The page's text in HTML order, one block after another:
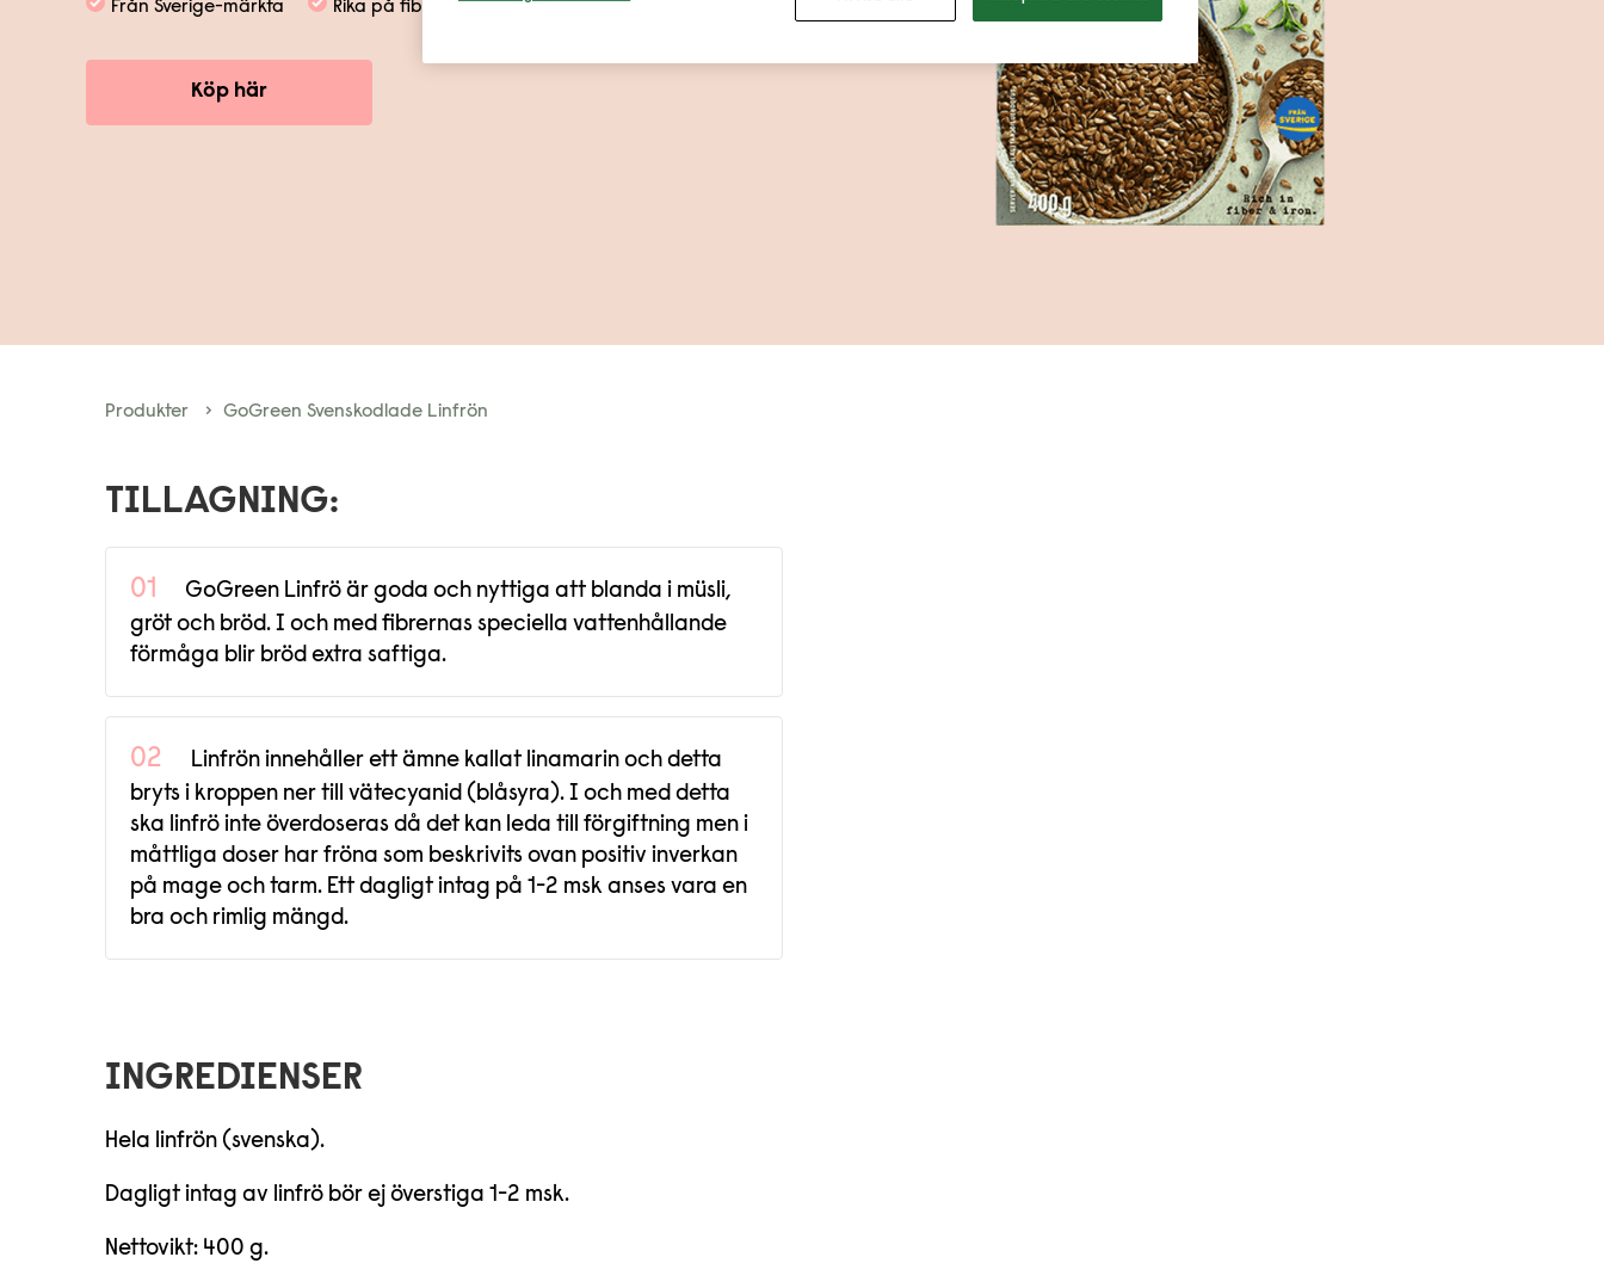
Från Sverige-märkta Rika på fiber och järn
Köp här
Produkter GoGreen Svenskodlade Linfrön
TILLAGNING:
GoGreen Linfrö är goda och nyttiga att blanda i müsli,
gröt och bröd. I och med fibrernas speciella vattenhållande
förmåga blir bröd extra saftiga.
Linfrön innehåller ett ämne kallat linamarin och detta
bryts i kroppen ner till vätecyanid (blåsyra). I och med detta
ska linfrö inte överdoseras då det kan leda till förgiftning men i
måttliga doser har fröna som beskrivits ovan positiv inverkan
på mage och tarm. Ett dagligt intag på 1-2 msk anses vara en
bra och rimlig mängd.
INGREDIENSER
Hela linfrön (svenska).
Dagligt intag av linfrö bör ej överstiga 1-2 msk.
Nettovikt: 400 g.